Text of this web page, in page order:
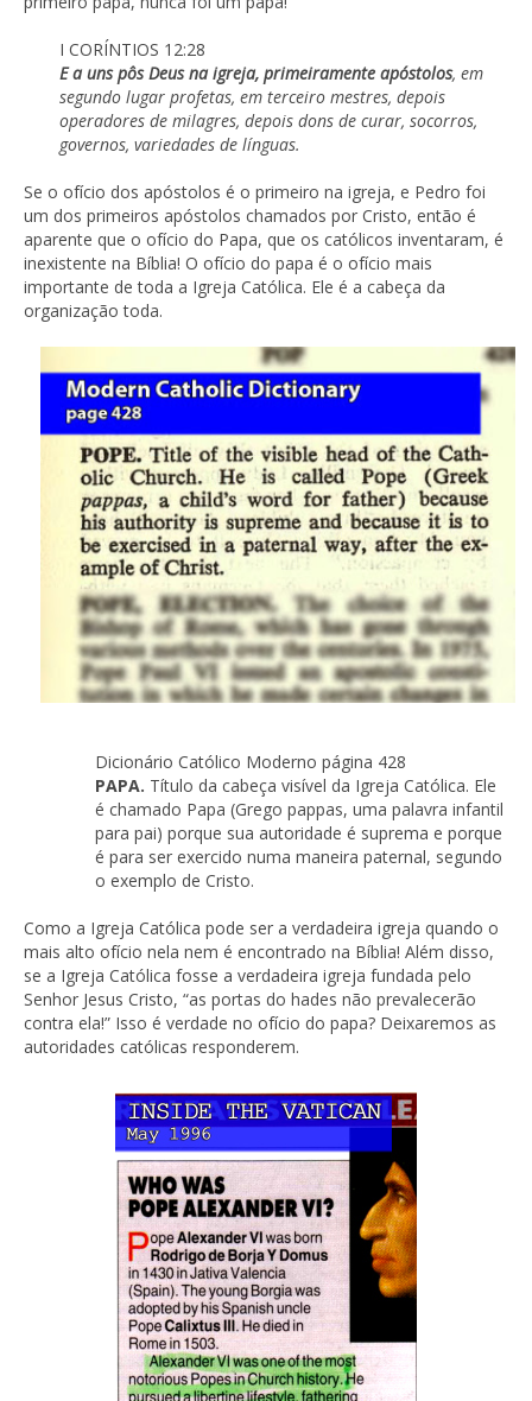
I CORÍNTIOS 12:28
E a uns pôs Deus na igreja, primeiramente apóstolos, em
segundo lugar profetas, em terceiro mestres, depois
operadores de milagres, depois dons de curar, socorros,
governos, variedades de línguas.
Se o ofício dos apóstolos é o primeiro na igreja, e Pedro foi
um dos primeiros apóstolos chamados por Cristo, então é
aparente que o ofício do Papa, que os católicos inventaram, é
inexistente na Bíblia! O ofício do papa é o ofício mais
importante de toda a Igreja Católica. Ele é a cabeça da
organização toda.
Dicionário Católico Moderno página 428
PAPA. Título da cabeça visível da Igreja Católica. Ele
é chamado Papa (Grego pappas, uma palavra infantil
para pai) porque sua autoridade é suprema e porque
é para ser exercido numa maneira paternal, segundo
o exemplo de Cristo.
Como a Igreja Católica pode ser a verdadeira igreja quando o
mais alto ofício nela nem é encontrado na Bíblia! Além disso,
se a Igreja Católica fosse a verdadeira igreja fundada pelo
Senhor Jesus Cristo, “as portas do hades não prevalecerão
contra ela!” Isso é verdade no ofício do papa? Deixaremos as
autoridades católicas responderem.